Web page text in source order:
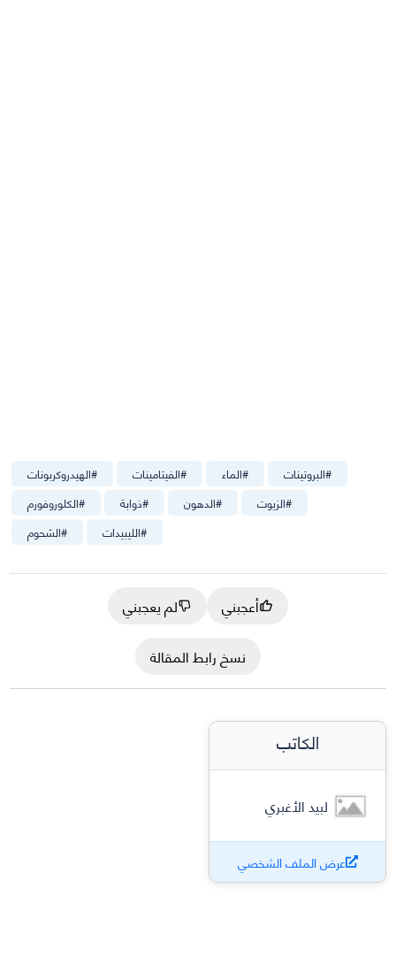
#الهيدروكربونات #الفيتامينات #الماء #البروتينات
#الكلوروفورم #ذوابة #الدهون #الزيوت
#الشحوم #الليبيدات
أعجبني
لم يعجبني
نسخ رابط المقالة
الكاتب
لبيد الأغبري
عرض الملف الشخصي